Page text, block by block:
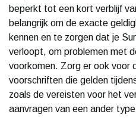
beperkt tot een kort verblijf
belangrijk om de exacte
kennen en te zorgen dat je
verloopt, om problemen met
voorkomen. Zorg er ook voor
voorschriften die gelden
zoals de vereisten voor het
aanvragen van een ander